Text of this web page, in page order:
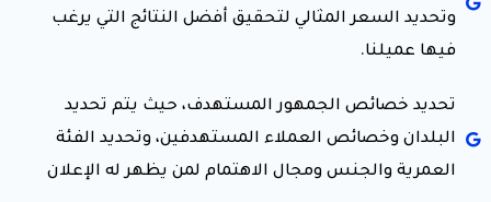
وتحديد السعر المثالي لتحقيق أفضل النتائج التي يرغب
فيها عميلنا.
تحديد خصائص الجمهور المستهدف، حيث يتم تحديد
البلدان وخصائص العملاء المستهدفين، وتحديد الفئة
العمرية والجنس ومجال الاهتمام لمن يظهر له الإعلان